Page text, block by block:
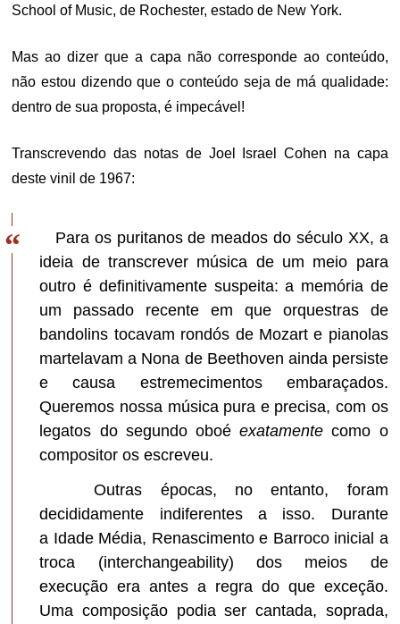
School of Music, de Rochester, estado de New York.
Mas ao dizer que a capa não corresponde ao conteúdo,
não estou dizendo que o conteúdo seja de má qualidade:
dentro de sua proposta, é impecável!
Transcrevendo das notas de Joel Israel Cohen na capa
deste vinil de 1967:
Para os puritanos de meados do século XX, a
ideia de transcrever música de um meio para
outro é definitivamente suspeita: a memória de
um passado recente em que orquestras de
bandolins tocavam rondós de Mozart e pianolas
martelavam a Nona de Beethoven ainda persiste
e causa estremecimentos embaraçados.
Queremos nossa música pura e precisa, com os
legatos do segundo oboéexatamente como o
compositor os escreveu.
Outras épocas, no entanto, foram
decididamente indiferentes a isso. Durante
a Idade Média, Renascimento e Barroco inicial a
troca (interchangeability) dos meios de
execução era antes a regra do que exceção.
Uma composição podia ser cantada, soprada,